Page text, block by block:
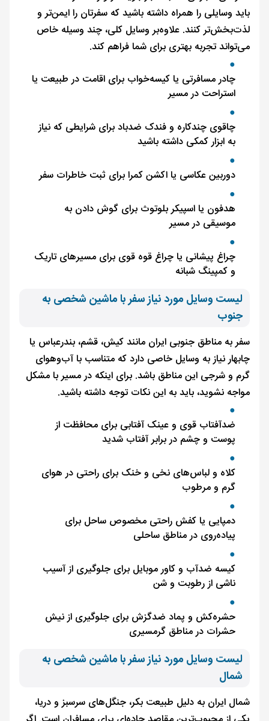
باید وسایلی را همراه داشته باشید که سفرتان را ایمن‌تر و
لذت‌بخش‌تر کنند. علاوه‌بر وسایل کلی، چند وسیله خاص
می‌تواند تجربه بهتری برای شما فراهم کند.
چادر مسافرتی یا کیسه‌خواب برای اقامت در طبیعت یا
استراحت در مسیر
چاقوی چندکاره و فندک ضدباد برای شرایطی که نیاز
به ابزار کمکی داشته باشید
دوربین عکاسی یا اکشن کمرا برای ثبت خاطرات سفر
هدفون یا اسپیکر بلوتوث برای گوش دادن به
موسیقی در مسیر
چراغ پیشانی یا چراغ قوه قوی برای مسیرهای تاریک
و کمپینگ شبانه
لیست وسایل مورد نیاز سفر با ماشین شخصی به
جنوب
سفر به مناطق جنوبی ایران مانند کیش، قشم، بندرعباس یا
چابهار نیاز به وسایل خاصی دارد که متناسب با آب‌وهوای
گرم و شرجی این مناطق باشد. برای اینکه در مسیر با مشکل
مواجه نشوید، باید به این نکات توجه داشته باشید.
ضدآفتاب قوی و عینک آفتابی برای محافظت از
پوست و چشم در برابر آفتاب شدید
کلاه و لباس‌های نخی و خنک برای راحتی در هوای
گرم و مرطوب
دمپایی یا کفش راحتی مخصوص ساحل برای
پیاده‌روی در مناطق ساحلی
کیسه ضدآب و کاور موبایل برای جلوگیری از آسیب
ناشی از رطوبت و شن
حشره‌کش و پماد ضدگزش برای جلوگیری از نیش
حشرات در مناطق گرمسیری
لیست وسایل مورد نیاز سفر با ماشین شخصی به
شمال
شمال ایران به دلیل طبیعت بکر، جنگل‌های سرسبز و دریا،